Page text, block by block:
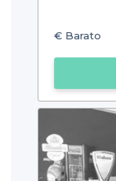
€ Barato